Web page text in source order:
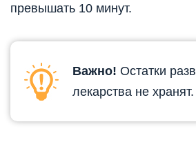
превышать 10 минут.
Важно! Остатки
лекарства не хранят.